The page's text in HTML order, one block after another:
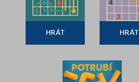
HRÁT HRÁT